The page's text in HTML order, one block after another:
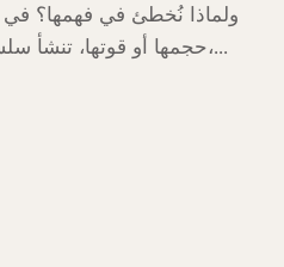
ولماذا نُخطئ في فهمها؟
حجمها أو قوتها، تنشأ سلسلة من القرارات، التحركات،...